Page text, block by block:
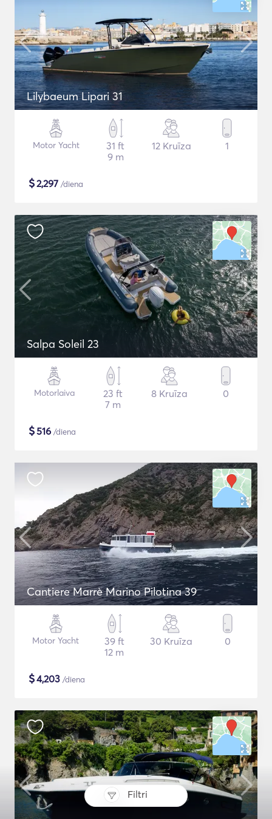
Filtri
Lilybaeum Lipari 31
Motor Yacht
31 ft
9 m
12 Kruīza 1
$2,297 /diena
Salpa Soleil 23
Motorlaiva
23 ft
7 m
8 Kruīza 0
$516 /diena
Cantiere Marrè Marino Pilotina 39
Motor Yacht
39 ft
12 m
30 Kruīza 0
$4,203 /diena